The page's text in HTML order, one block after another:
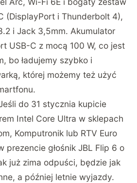
(DisplayPort i Thunderbolt 4),
i Jack 3,5mm. Akumulator
USB-C z mocą 100 W, co jest
bo ładujemy szybko i
której możemy też użyć
do 31 stycznia kupicie
Intel Core Ultra w sklepach
Komputronik lub RTV Euro
prezencie głośnik JBL Flip 6 o
już zima odpuści, będzie jak
a później letnie wyjazdy.